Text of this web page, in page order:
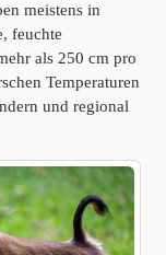
meistens in
feuchte
als 250 cm pro
Temperaturen
und regional